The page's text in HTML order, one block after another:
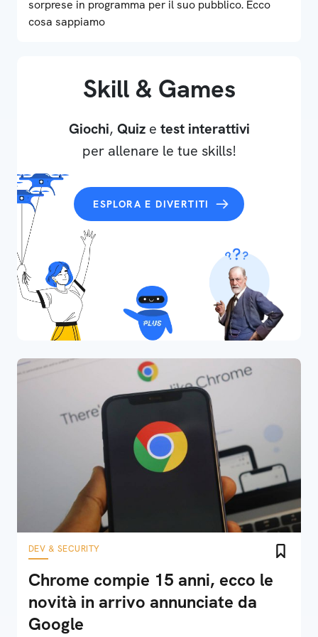
sorprese in programma per il suo pubblico. Ecco
cosa sappiamo
Skill & Games
Giochi, Quize test interattivi
per allenare le tue skills!
ESPLORA E DIVERTITI
DEV & SECURITY
Chrome compie 15 anni, ecco le
novità in arrivo annunciate da
Google